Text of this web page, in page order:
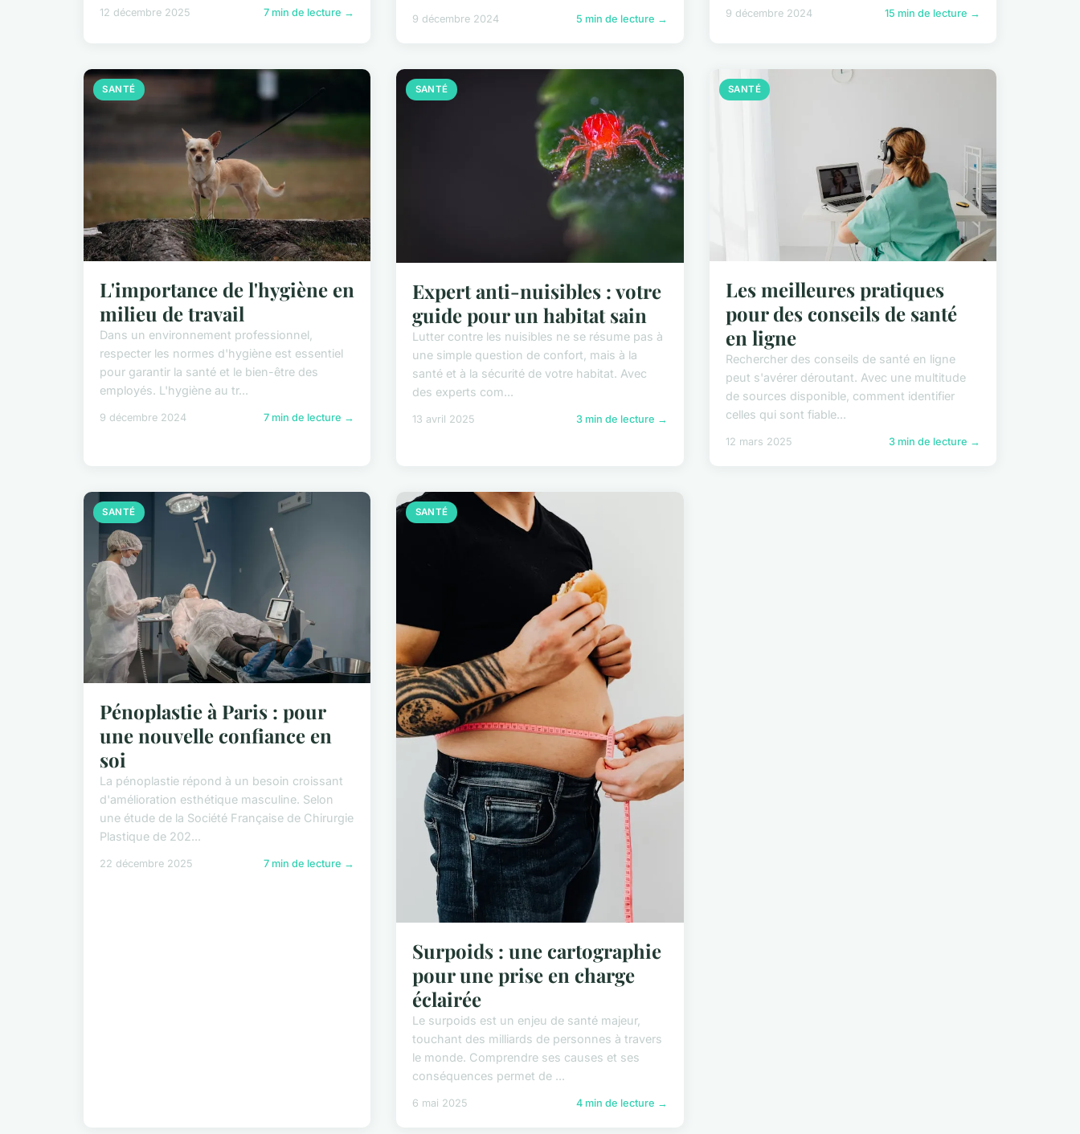
12 décembre 2025 7 min de lecture →
9 décembre 2024 5 min de lecture →
9 décembre 2024 15 min de lecture →
SANTÉ
L'importance de l'hygiène en
milieu de travail
Dans un environnement professionnel,
respecter les normes d'hygiène est essentiel
pour garantir la santé et le bien-être des
employés. L'hygiène au tr...
9 décembre 2024 7 min de lecture →
SANTÉ
Expert anti-nuisibles : votre
guide pour un habitat sain
Lutter contre les nuisibles ne se résume pas à
une simple question de confort, mais à la
santé et à la sécurité de votre habitat. Avec
des experts com...
13 avril 2025 3 min de lecture →
SANTÉ
Les meilleures pratiques
pour des conseils de santé
en ligne
Rechercher des conseils de santé en ligne
peut s'avérer déroutant. Avec une multitude
de sources disponible, comment identifier
celles qui sont fiable...
12 mars 2025 3 min de lecture →
SANTÉ
Pénoplastie à Paris : pour
une nouvelle confiance en
soi
La pénoplastie répond à un besoin croissant
d'amélioration esthétique masculine. Selon
une étude de la Société Française de Chirurgie
Plastique de 202...
22 décembre 2025 7 min de lecture →
SANTÉ
Surpoids : une cartographie
pour une prise en charge
éclairée
Le surpoids est un enjeu de santé majeur,
touchant des milliards de personnes à travers
le monde. Comprendre ses causes et ses
conséquences permet de ...
6 mai 2025 4 min de lecture →